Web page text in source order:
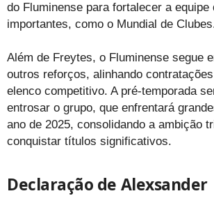
do Fluminense para fortalecer a equipe
importantes, como o Mundial de
Além de Freytes, o Fluminense segue
outros reforços, alinhando
elenco competitivo. A pré-temporada
entrosar o grupo, que enfrentará
ano de 2025, consolidando a ambição
conquistar títulos significativos.
Declaração de Alexsander